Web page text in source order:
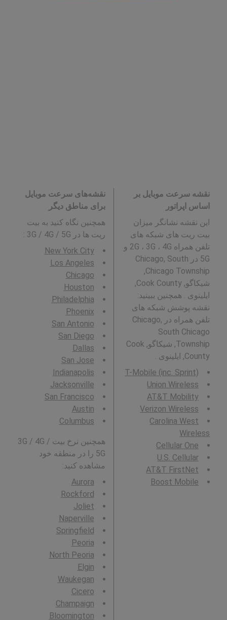
نقشه سرعت موبایل بر
اساس اپراتور
این نقشه نشانگر میزان
بیت ریت های شبکه های
تلفن همراه 2G ، 3G ، 4G و
5G در Chicago, South
Chicago Township,
شیکاگو, Cook County,
ایلینوی . همچنین ببینید:
نقشه پوشش شبکه های
تلفن همراه در Chicago,
South Chicago
Township, شیکاگو, Cook
County, ایلینوی .
T-Mobile (inc. Sprint)
Union Wireless
AT&T Mobility
Verizon Wireless
Carolina West
Wireless
Cellular One
U.S. Cellular
AT&T FirstNet
Boost Mobile
نقشه‌های سرعت موبایل
برای مناطق دیگر
همچنین نگاه کنید به بیت
ریت ها در 3G / 4G / 5G
:
New York City
Los Angeles
Chicago
Houston
Philadelphia
Phoenix
San Antonio
San Diego
Dallas
San Jose
Indianapolis
Jacksonville
San Francisco
Austin
Columbus
همچنین نرخ بیت 3G / 4G /
5G را در منطقه خود
مشاهده کنید:
Aurora
Rockford
Joliet
Naperville
Springfield
Peoria
North Peoria
Elgin
Waukegan
Cicero
Champaign
Bloomington